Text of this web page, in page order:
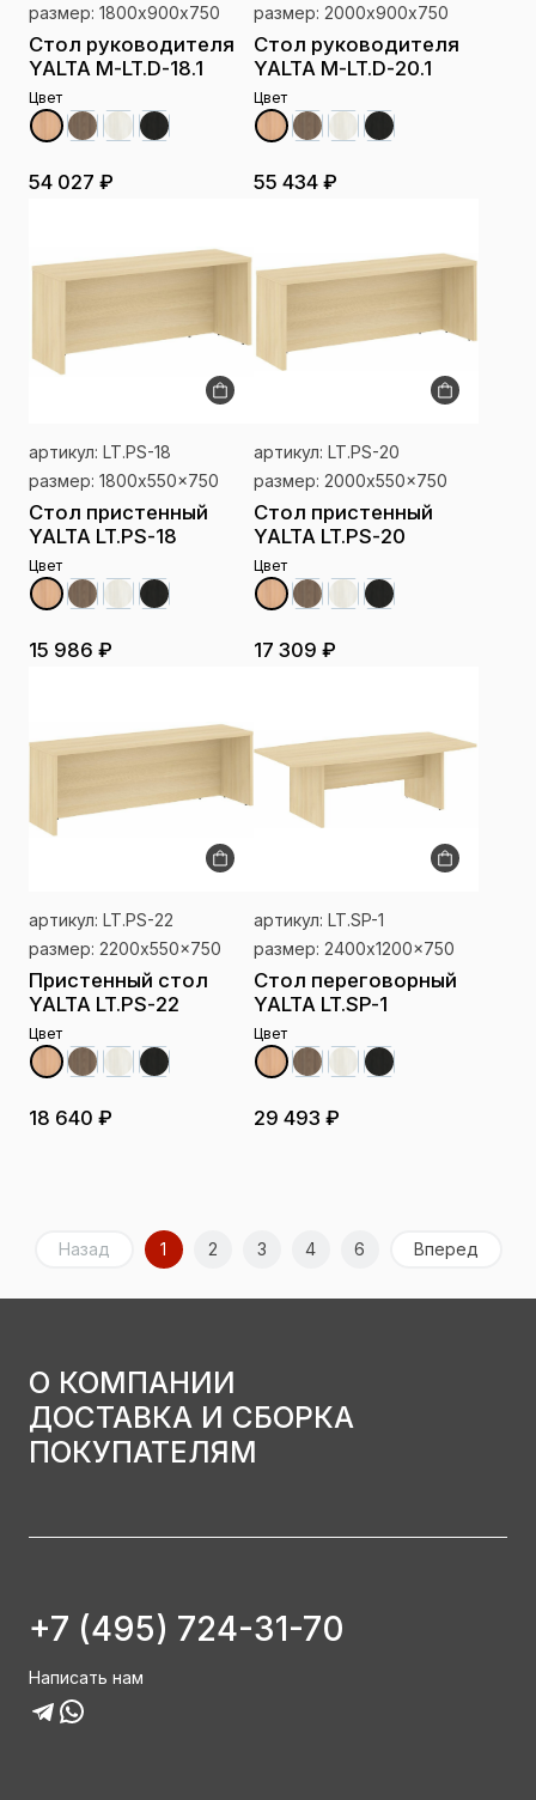
размер: 1800х900х750
Стол руководителя
YALTA M-LT.D-18.1
Цвет
54 027 ₽
размер: 2000х900х750
Стол руководителя
YALTA M-LT.D-20.1
Цвет
55 434 ₽
артикул: LT.PS-18
размер: 1800x550x750
Стол пристенный
YALTA LT.PS-18
Цвет
15 986 ₽
артикул: LT.PS-20
размер: 2000x550x750
Стол пристенный
YALTA LT.PS-20
Цвет
17 309 ₽
артикул: LT.PS-22
размер: 2200x550x750
Пристенный стол
YALTA LT.PS-22
Цвет
18 640 ₽
артикул: LT.SP-1
размер: 2400x1200x750
Стол переговорный
YALTA LT.SP-1
Цвет
29 493 ₽
Назад 1 2 3 4 6 Вперед
О КОМПАНИИ
ДОСТАВКА И СБОРКА
ПОКУПАТЕЛЯМ
+7 (495) 724-31-70
Написать нам